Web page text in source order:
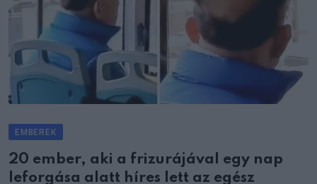
EMBEREK
20 ember, aki a frizurájával egy nap
leforgása alatt híres lett az egész